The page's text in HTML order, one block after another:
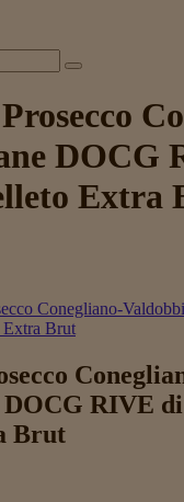
DOCG
Extra
Conegliano-
Extra Brut
DOCG RIVE
Brut